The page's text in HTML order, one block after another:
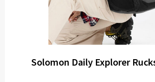
Solomon Daily Explorer